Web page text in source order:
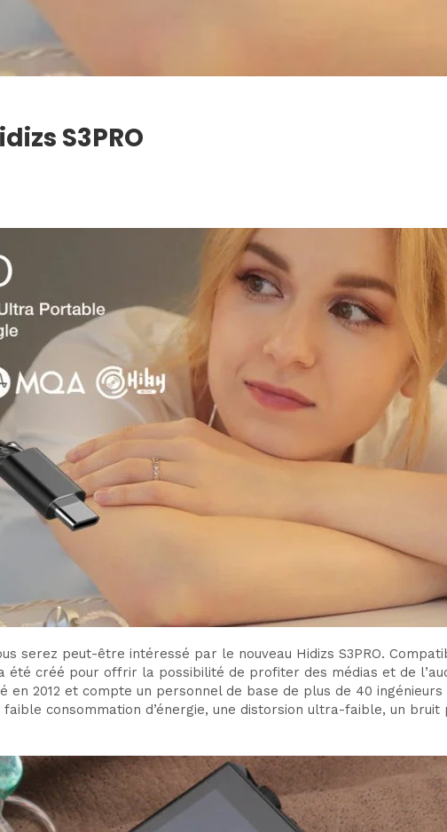
S3PRO
serez peut-être intéressé par le nouveau Hidizs S3PRO.
été créé pour offrir la possibilité de profiter des médias et de
en 2012 et compte un personnel de base de plus de 40
consommation d’énergie, une distorsion ultra-faible, un